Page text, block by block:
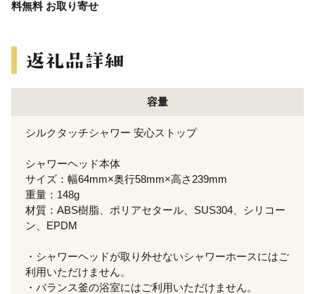
料無料 お取り寄せ
容量
シルクタッチシャワー 安心ストップ
シャワーヘッド本体
サイズ：幅64mm×奥行58mm×高さ239mm
重量：148g
材質：ABS樹脂、ポリアセタール、SUS304、シリコー
ン、EPDM
・シャワーヘッドが取り外せないシャワーホースにはご
利用いただけません。
・バランス釜の浴室にはご利用いただけません。